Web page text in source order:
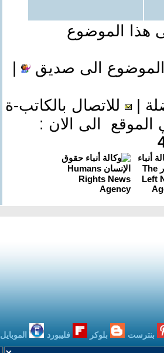
هذا الموضوع
الى صديق
للاتصال بالكاتب-ة
الى الان :
بنترست بلوكر فليبورد الموبايل